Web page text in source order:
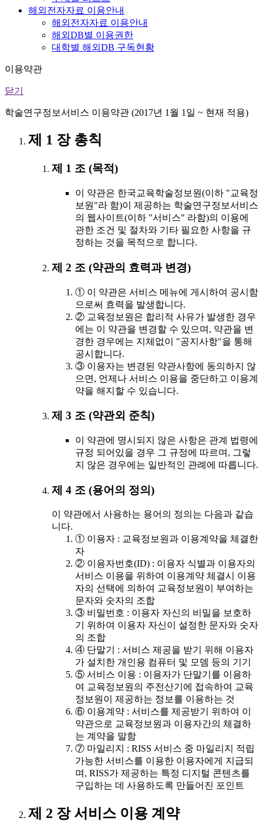
해외전자자료 이용안내
해외전자자료 이용안내
해외DB별 이용권한
대학별 해외DB 구독현황
이용약관
닫기
학술연구정보서비스 이용약관 (2017년 1월 1일 ~ 현재 적용)
제 1 장 총칙
제 1 조 (목적)
이 약관은 한국교육학술정보원(이하 "교육정
보원"라 함)이 제공하는 학술연구정보서비스
의 웹사이트(이하 "서비스" 라함)의 이용에
관한 조건 및 절차와 기타 필요한 사항을 규
정하는 것을 목적으로 합니다.
제 2 조 (약관의 효력과 변경)
① 이 약관은 서비스 메뉴에 게시하여 공시함
으로써 효력을 발생합니다.
② 교육정보원은 합리적 사유가 발생한 경우
에는 이 약관을 변경할 수 있으며, 약관을 변
경한 경우에는 지체없이 "공지사항"을 통해
공시합니다.
③ 이용자는 변경된 약관사항에 동의하지 않
으면, 언제나 서비스 이용을 중단하고 이용계
약을 해지할 수 있습니다.
제 3 조 (약관외 준칙)
이 약관에 명시되지 않은 사항은 관계 법령에
규정 되어있을 경우 그 규정에 따르며, 그렇
지 않은 경우에는 일반적인 관례에 따릅니다.
제 4 조 (용어의 정의)
이 약관에서 사용하는 용어의 정의는 다음과 같습
니다.
① 이용자 : 교육정보원과 이용계약을 체결한
자
② 이용자번호(ID) : 이용자 식별과 이용자의
서비스 이용을 위하여 이용계약 체결시 이용
자의 선택에 의하여 교육정보원이 부여하는
문자와 숫자의 조합
③ 비밀번호 : 이용자 자신의 비밀을 보호하
기 위하여 이용자 자신이 설정한 문자와 숫자
의 조합
④ 단말기 : 서비스 제공을 받기 위해 이용자
가 설치한 개인용 컴퓨터 및 모뎀 등의 기기
⑤ 서비스 이용 : 이용자가 단말기를 이용하
여 교육정보원의 주전산기에 접속하여 교육
정보원이 제공하는 정보를 이용하는 것
⑥ 이용계약 : 서비스를 제공받기 위하여 이
약관으로 교육정보원과 이용자간의 체결하
는 계약을 말함
⑦ 마일리지 : RISS 서비스 중 마일리지 적립
가능한 서비스를 이용한 이용자에게 지급되
며, RISS가 제공하는 특정 디지털 콘텐츠를
구입하는 데 사용하도록 만들어진 포인트
제 2 장 서비스 이용 계약